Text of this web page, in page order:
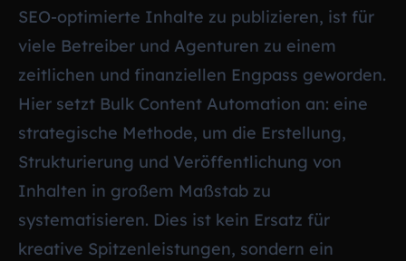
SEO-optimierte Inhalte zu publizieren, ist für
viele Betreiber und Agenturen zu einem
zeitlichen und finanziellen Engpass geworden.
Hier setzt Bulk Content Automation an: eine
strategische Methode, um die Erstellung,
Strukturierung und Veröffentlichung von
Inhalten in großem Maßstab zu
systematisieren. Dies ist kein Ersatz für
kreative Spitzenleistungen, sondern ein